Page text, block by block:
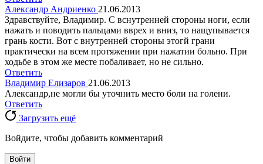
Александр Андриенко 21.06.2013
Здравствуйте, Владимир. С вснутренней стороны ноги, если
нажать и поводить пальцами вврех и вниз, то нащупывается
грань кости. Вот с внутренней стороны этогй грани
практически на всем протяжении при нажатии больно. При
ходьбе в этом же месте побаливает, но не сильно.
Ответить
Владимир Елизаров 21.06.2013
Александр,не могли бы уточнить место боли на голени.
Ответить
Загрузить ещё
Войдите, чтобы добавить комментарий
Войти